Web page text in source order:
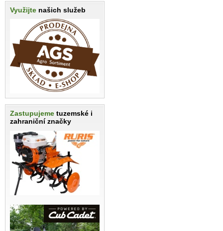
Využijte našich služeb
Zastupujeme tuzemské i
zahraniční značky